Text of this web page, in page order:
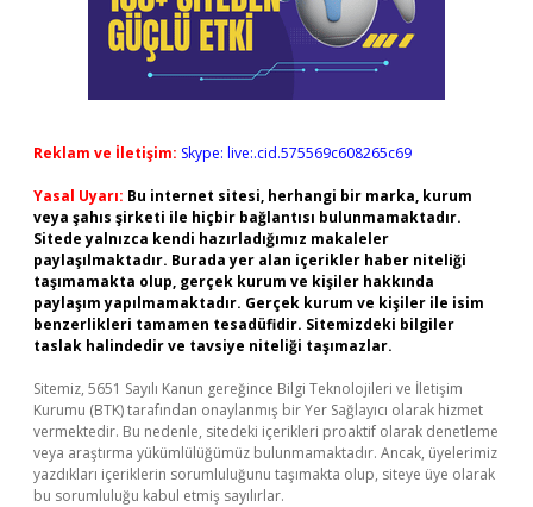
Reklam ve İletişim: Skype: live:.cid.575569c608265c69
Yasal Uyarı: Bu internet sitesi, herhangi bir marka, kurum
veya şahıs şirketi ile hiçbir bağlantısı bulunmamaktadır.
Sitede yalnızca kendi hazırladığımız makaleler
paylaşılmaktadır. Burada yer alan içerikler haber niteliği
taşımamakta olup, gerçek kurum ve kişiler hakkında
paylaşım yapılmamaktadır. Gerçek kurum ve kişiler ile isim
benzerlikleri tamamen tesadüfidir. Sitemizdeki bilgiler
taslak halindedir ve tavsiye niteliği taşımazlar.
Sitemiz, 5651 Sayılı Kanun gereğince Bilgi Teknolojileri ve İletişim
Kurumu (BTK) tarafından onaylanmış bir Yer Sağlayıcı olarak hizmet
vermektedir. Bu nedenle, sitedeki içerikleri proaktif olarak denetleme
veya araştırma yükümlülüğümüz bulunmamaktadır. Ancak, üyelerimiz
yazdıkları içeriklerin sorumluluğunu taşımakta olup, siteye üye olarak
bu sorumluluğu kabul etmiş sayılırlar.